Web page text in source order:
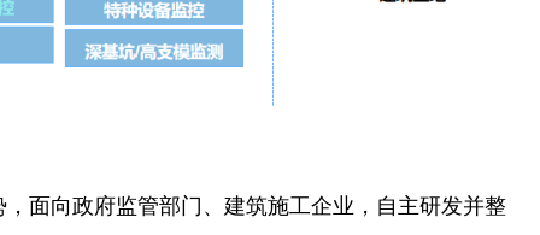
面向政府监管部门、建筑施工企业，自主研发并整